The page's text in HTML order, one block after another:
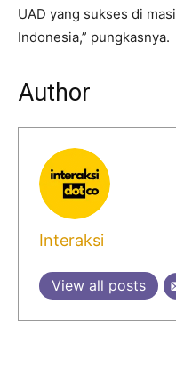
UAD yang sukses di
Indonesia,” pungkasnya.
Author
Interaksi
View all posts